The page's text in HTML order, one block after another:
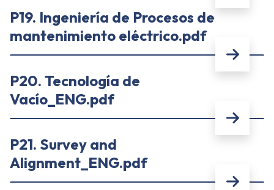
P19. Ingeniería de Procesos de
mantenimiento eléctrico.pdf
P20. Tecnología de
Vacío_ENG.pdf
P21. Survey and
Alignment_ENG.pdf